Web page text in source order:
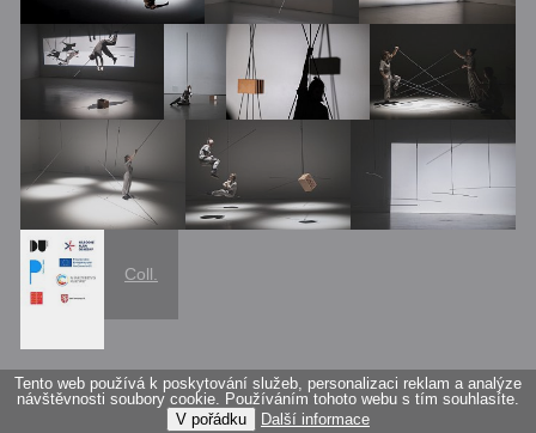
Coll.
Tento web používá k poskytování služeb, personalizaci reklam a analýze
návštěvnosti soubory cookie. Používáním tohoto webu s tím souhlasíte.
V pořádku
Další informace